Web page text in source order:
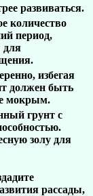
развиваться.
количество
период,
для
избегая
должен быть
мокрым.
грунт с
золу для
рассады,